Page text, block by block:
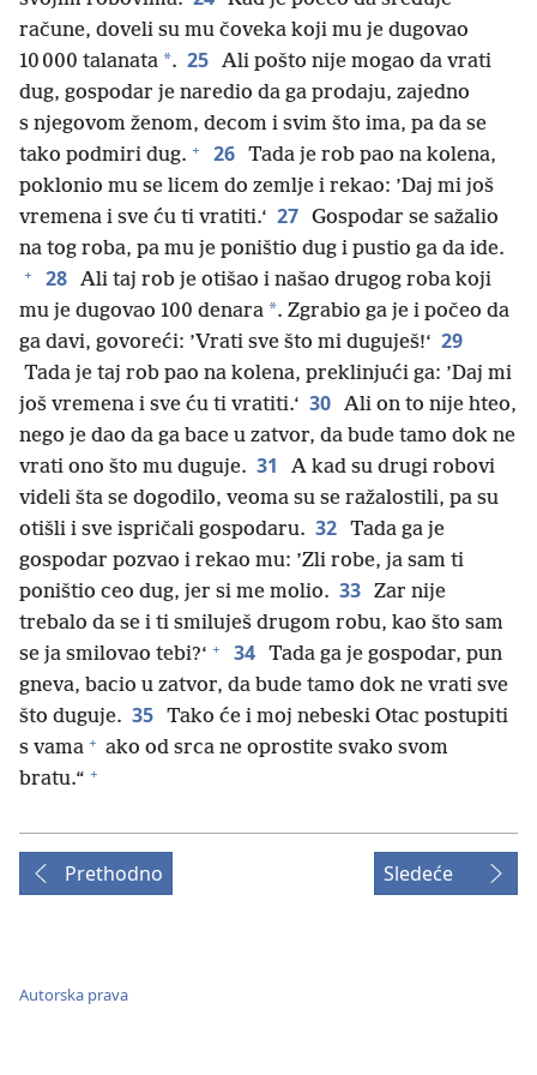
račune, doveli su mu čoveka koji mu je dugovao
10 000 talanata *. 25 Ali pošto nije mogao da vrati
dug, gospodar je naredio da ga prodaju, zajedno
s njegovom ženom, decom i svim što ima, pa da se
tako podmiri dug. + 26 Tada je rob pao na kolena,
poklonio mu se licem do zemlje i rekao: ’Daj mi još
vremena i sve ću ti vratiti.‘ 27 Gospodar se sažalio
na tog roba, pa mu je poništio dug i pustio ga da ide.
+ 28 Ali taj rob je otišao i našao drugog roba koji
mu je dugovao 100 denara *. Zgrabio ga je i počeo da
ga davi, govoreći: ’Vrati sve što mi duguješ!‘ 29
Tada je taj rob pao na kolena, preklinjući ga: ’Daj mi
još vremena i sve ću ti vratiti.‘ 30 Ali on to nije hteo,
nego je dao da ga bace u zatvor, da bude tamo dok ne
vrati ono što mu duguje. 31
A kad su drugi robovi
videli šta se dogodilo, veoma su se ražalostili, pa su
otišli i sve ispričali gospodaru. 32 Tada ga je
gospodar pozvao i rekao mu: ’Zli robe, ja sam ti
poništio ceo dug, jer si me molio. 33 Zar nije
trebalo da se i ti smiluješ drugom robu, kao što sam
se ja smilovao tebi?‘ + 34 Tada ga je gospodar, pun
gneva, bacio u zatvor, da bude tamo dok ne vrati sve
što duguje. 35 Tako će i moj nebeski Otac postupiti
s vama + ako od srca ne oprostite svako svom
bratu.“ +
Prethodno Sledeće
Autorska prava